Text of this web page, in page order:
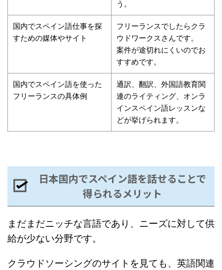
う。
国内でスペイン語仕事を探
すための媒体やサイト
フリーランスでしたらクラ
ウドワークスさんです。
案件が途切れにくいのでお
すすめです。
国内でスペイン語を使った
フリーランスの具体例
通訳、翻訳、外国語教育関
連のライティング、オンラ
インスペイン語レッスンな
どが挙げられます。
日本国内でスペイン語を話せることで
得られるメリット
まだまだニッチな言語であり、ニーズに対して供
給が少ない分野です。
クラウドソーシングのサイトを見ても、英語関連